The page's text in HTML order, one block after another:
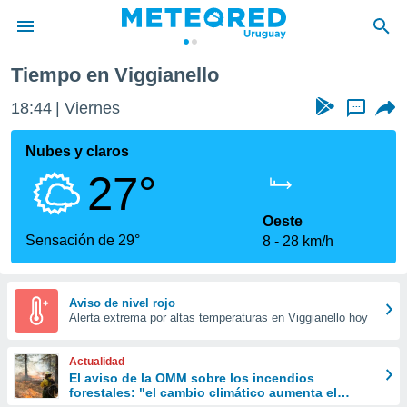
de
ha
calidad.
a este
las
y
forma
digital
basada
Tiempo en Viggianello
18:44 Viernes ...
Nubes y claros
27°
Sensación de 29°
Oeste
8
28 km/h
Aviso de nivel rojo
Alerta extrema por altas temperaturas en Viggianello hoy
Actualidad
El aviso de la OMM sobre los incendios
forestales: "el cambio climático aumenta el